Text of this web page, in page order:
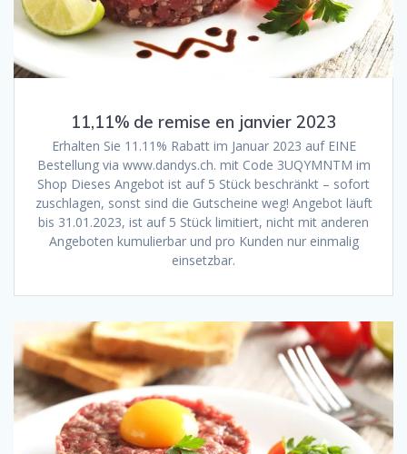
11,11% de remise en janvier 2023
Erhalten Sie 11.11% Rabatt im Januar 2023 auf EINE
Bestellung via www.dandys.ch. mit Code 3UQYMNTM im
Shop Dieses Angebot ist auf 5 Stück beschränkt – sofort
zuschlagen, sonst sind die Gutscheine weg! Angebot läuft
bis 31.01.2023, ist auf 5 Stück limitiert, nicht mit anderen
Angeboten kumulierbar und pro Kunden nur einmalig
einsetzbar.